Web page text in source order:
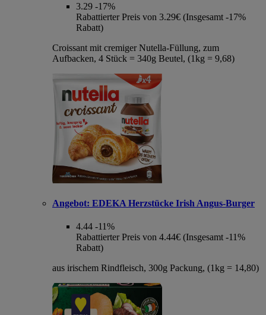
3.29 -17%
Rabattierter Preis von 3.29€ (Insgesamt -17%
Rabatt)
Croissant mit cremiger Nutella-Füllung, zum
Aufbacken, 4 Stück = 340g Beutel, (1kg = 9,68)
Angebot: EDEKA Herzstücke Irish Angus-Burger
4.44 -11%
Rabattierter Preis von 4.44€ (Insgesamt -11%
Rabatt)
aus irischem Rindfleisch, 300g Packung, (1kg = 14,80)